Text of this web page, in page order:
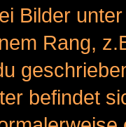
Bilder
Rang,
befindet